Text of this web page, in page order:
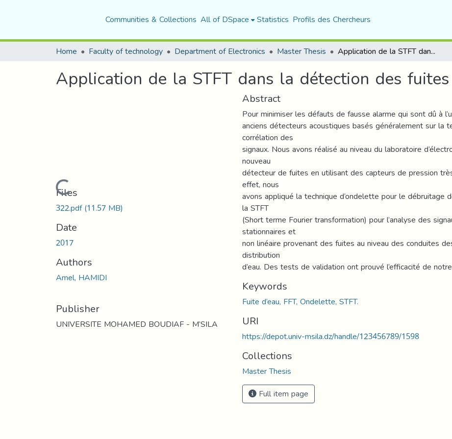
Communities & Collections All of DSpace Statistics Profils des Chercheurs
Home Faculty of technology Department of Electronics Master Thesis Application de la STFT dans la détection des fuites d’eau
Application de la STFT dans la détection des fuites
Loading...
Files
322.pdf(11.57 MB)
Date
2017
Authors
Amel, HAMIDI
Publisher
UNIVERSITE MOHAMED BOUDIAF - M’SILA
Abstract
Pour minimiser les défauts de fausse alarme qui sont dû à
anciens détecteurs acoustiques basés généralement sur la
corrélation des
signaux. Nous avons réalisé au niveau du laboratoire
nouveau
détecteur de fuites en utilisant des capteurs de pression
effet, nous
avons appliqué la technique d’ondelette pour le débruitage
la STFT
(Short terme Fourier transformation) pour l’analyse des
stationnaires et
non linéaire provenant des fuites au niveau des conduites
distribution
d’eau. Des tests de validation ont prouvé l’efficacité de
Keywords
Fuite d’eau, FFT, Ondelette, STFT.
URI
https://depot.univ-msila.dz/handle/123456789/1598
Collections
Master Thesis
Full item page